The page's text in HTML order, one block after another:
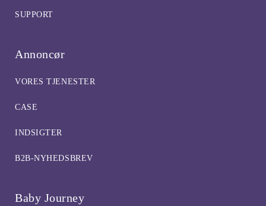
SUPPORT
Annoncør
VORES TJENESTER
CASE
INDSIGTER
B2B-NYHEDSBREV
Baby Journey